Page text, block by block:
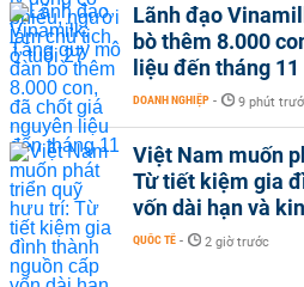
Lãnh đạo
bò thêm 8.000
liệu đến tháng 11
DOANH NGHIỆP - 9 phút
Việt Nam muốn
Từ tiết kiệm gia
vốn dài hạn và
QUỐC TẾ - 2 giờ trước